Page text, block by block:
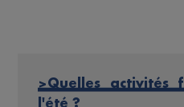
>Quelles activités
l'été ?